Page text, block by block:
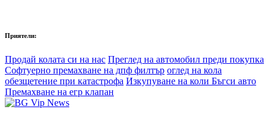
Приятели:
Продай колата си на нас Преглед на автомобил преди покупка
Софтуерно премахване на дпф филтър оглед на кола
обезщетение при катастрофа Изкупуване на коли Бъгси авто
Премахване на егр клапан